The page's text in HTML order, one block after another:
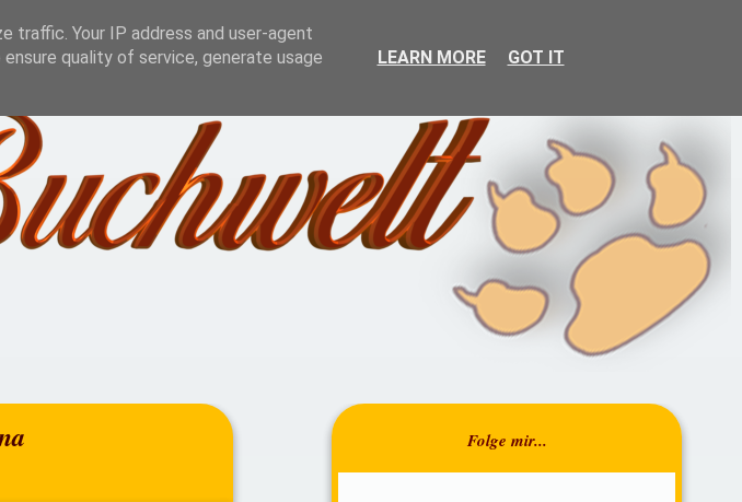
Blog Aktionen Jahresrückblick
traffic. Your IP address and user-agent
quality of service, generate usage
LEARN MORE GOT IT